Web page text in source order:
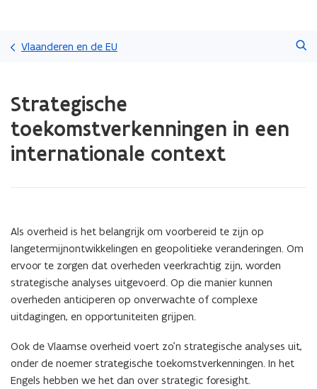
Vlaanderen en de EU
met
laden.
bevindt
zich
een
internationale
context
Strategische
toekomstverkenningen in een
internationale context
Als overheid is het belangrijk om voorbereid te zijn op
langetermijnontwikkelingen en geopolitieke veranderingen. Om
ervoor te zorgen dat overheden veerkrachtig zijn, worden
strategische analyses uitgevoerd. Op die manier kunnen
overheden anticiperen op onverwachte of complexe
uitdagingen, en opportuniteiten grijpen.
Ook de Vlaamse overheid voert zo’n strategische analyses uit,
onder de noemer strategische toekomstverkenningen. In het
Engels hebben we het dan over strategic foresight.